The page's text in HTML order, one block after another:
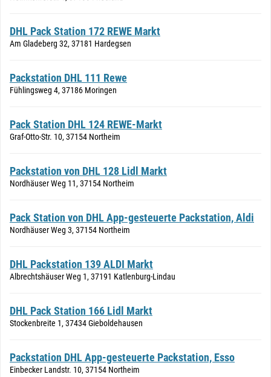
DHL Pack Station 172 REWE Markt
Am Gladeberg 32, 37181 Hardegsen
Packstation DHL 111 Rewe
Fühlingsweg 4, 37186 Moringen
Pack Station DHL 124 REWE-Markt
Graf-Otto-Str. 10, 37154 Northeim
Packstation von DHL 128 Lidl Markt
Nordhäuser Weg 11, 37154 Northeim
Pack Station von DHL App-gesteuerte Packstation, Aldi
Nordhäuser Weg 3, 37154 Northeim
DHL Packstation 139 ALDI Markt
Albrechtshäuser Weg 1, 37191 Katlenburg-Lindau
DHL Pack Station 166 Lidl Markt
Stockenbreite 1, 37434 Gieboldehausen
Packstation DHL App-gesteuerte Packstation, Esso
Einbecker Landstr. 10, 37154 Northeim